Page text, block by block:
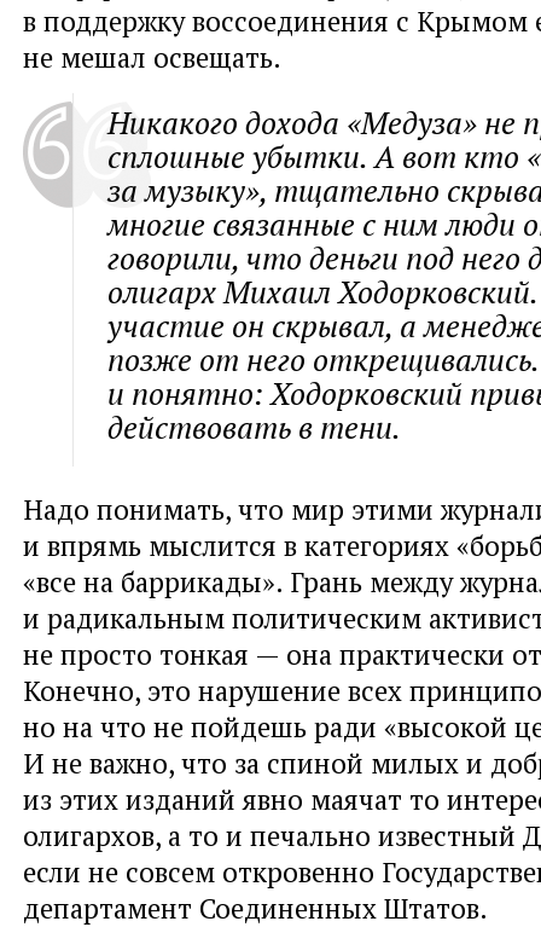
в поддержку воссоединения с Крымом
не мешал освещать.
Никакого дохода «Медуза» не
сплошные убытки. А вот кто
за музыку», тщательно
многие связанные с ним люди
говорили, что деньги под него
олигарх Михаил
участие он скрывал, а
позже от него
и понятно: Ходорковский
действовать в тени.
Надо понимать, что мир этими
и впрямь мыслится в категориях
«все на баррикады». Грань между
и радикальным политическим
не просто тонкая — она практически
Конечно, это нарушение всех
но на что не пойдешь ради «высокой
И не важно, что за спиной милых и
из этих изданий явно маячат то
олигархов, а то и печально известный
если не совсем откровенно
департамент Соединенных Штатов.